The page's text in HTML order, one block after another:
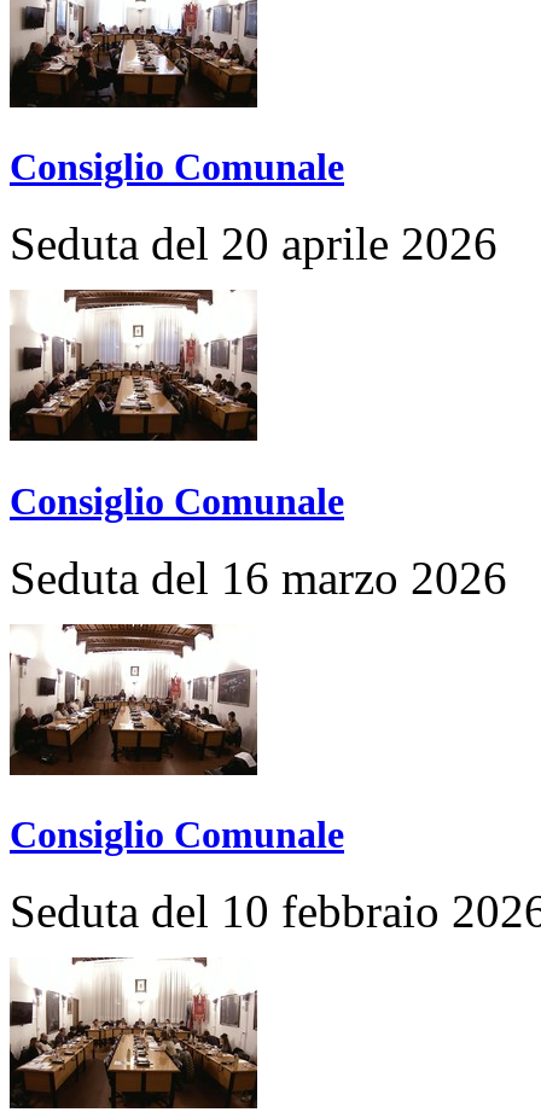
Consiglio Comunale
Seduta del 20 aprile 2026
Consiglio Comunale
Seduta del 16 marzo 2026
Consiglio Comunale
Seduta del 10 febbraio